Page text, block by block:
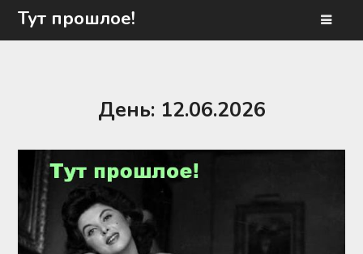
Перейти
Тут прошлое!
День: 12.06.2026